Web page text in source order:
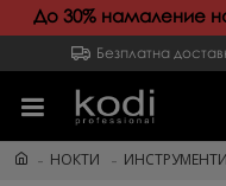
До 30% намаление
Безплатна
НОКТИ ИНСТРУМЕНТИ